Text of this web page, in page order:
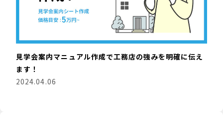
見学会案内マニュアル作成で工務店の強みを明確に伝え
ます！
2024.04.06